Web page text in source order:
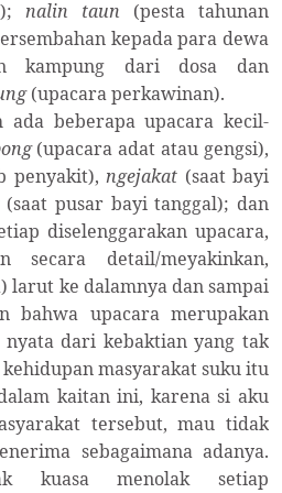
nalin taun (pesta tahunan
kepada para dewa
kampung dari dosa dan
(upacara perkawinan).
ada beberapa upacara kecil-
(upacara adat atau gengsi),
penyakit), ngejakat (saat bayi
(saat pusar bayi tanggal); dan
diselenggarakan upacara,
secara detail/meyakinkan,
larut ke dalamnya dan sampai
bahwa upacara merupakan
dari kebaktian yang tak
masyarakat suku itu
kaitan ini, karena si aku
tersebut, mau tidak
sebagaimana adanya.
menolak setiap